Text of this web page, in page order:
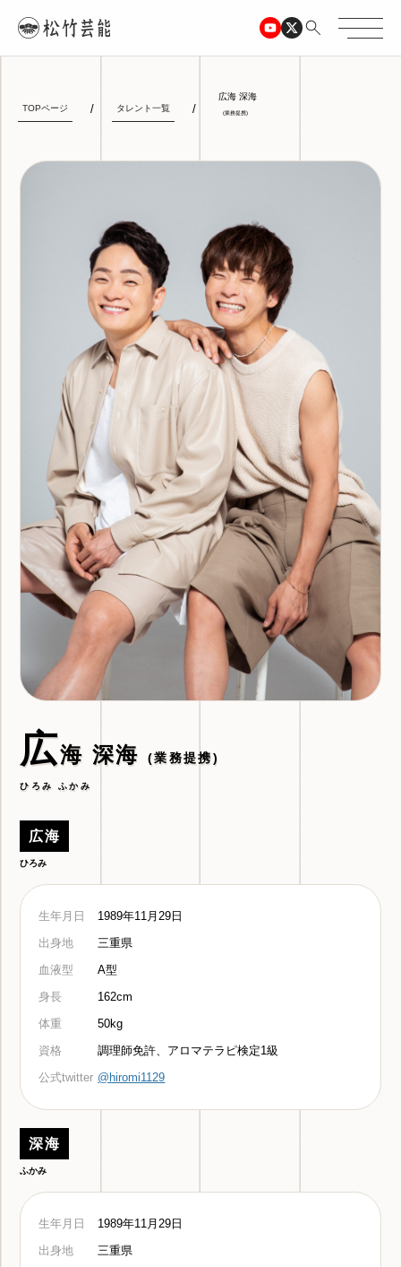
TOPページ タレント一覧
広海 深海
(業務提携)
広海 深海 (業務提携)
ひろみ ふかみ
広海
ひろみ
生年月日
1989年11月29日
出身地
三重県
血液型
A型
身長
162cm
体重
50kg
資格
調理師免許、アロマテラピ検定1級
公式twitter @hiromi1129
深海
ふかみ
生年月日
1989年11月29日
出身地
三重県